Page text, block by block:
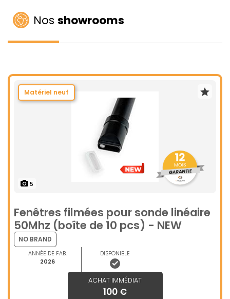
Nos showrooms
Matériel neuf
5
Fenêtres filmées pour sonde linéaire
50Mhz (boîte de 10 pcs) - NEW
NO BRAND
ANNÉE DE FAB.
2026
DISPONIBLE
ACHAT IMMÉDIAT
100 €